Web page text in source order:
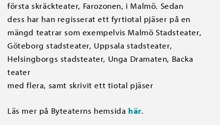
första skräckteater, Farozonen, i Malmö. Sedan
dess har han regisserat ett fyrtiotal pjäser på en
mängd teatrar som exempelvis Malmö Stadsteater,
Göteborg stadsteater, Uppsala stadsteater,
Helsingborgs stadsteater, Unga Dramaten, Backa
teater
med flera, samt skrivit ett tiotal pjäser
Läs mer på Byteaterns hemsida här.